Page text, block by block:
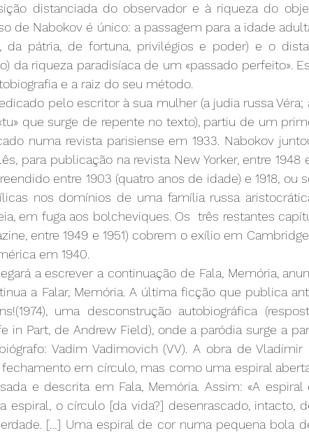
distanciada do observador e à riqueza do
de Nabokov é único: a passagem para a idade
da pátria, de fortuna, privilégios e poder) e o
da riqueza paradisíaca de um «passado perfeito».
e a raiz do seu método.
pelo escritor à sua mulher (a judia russa
que surge de repente no texto), partiu de um
numa revista parisiense em 1933. Nabokov
para publicação na revista New Yorker, entre 1948
entre 1903 (quatro anos de idade) e 1918, ou
nos domínios de uma família russa
em fuga aos bolcheviques. Os  três restantes
entre 1949 e 1951) cobrem o exílio em
em 1940.
a escrever a continuação de Fala, Memória,
a Falar, Memória. A última ficção que publica
uma desconstrução autobiográfica
in Part, de Andrew Field), onde a paródia surge a
Vadim Vadimovich (VV). A obra de
em círculo, mas como uma espiral
e descrita em Fala, Memória. Assim: «A
espiral, o círculo [da vida?] desenrascado, intacto,
[…] Uma espiral de cor numa pequena bola